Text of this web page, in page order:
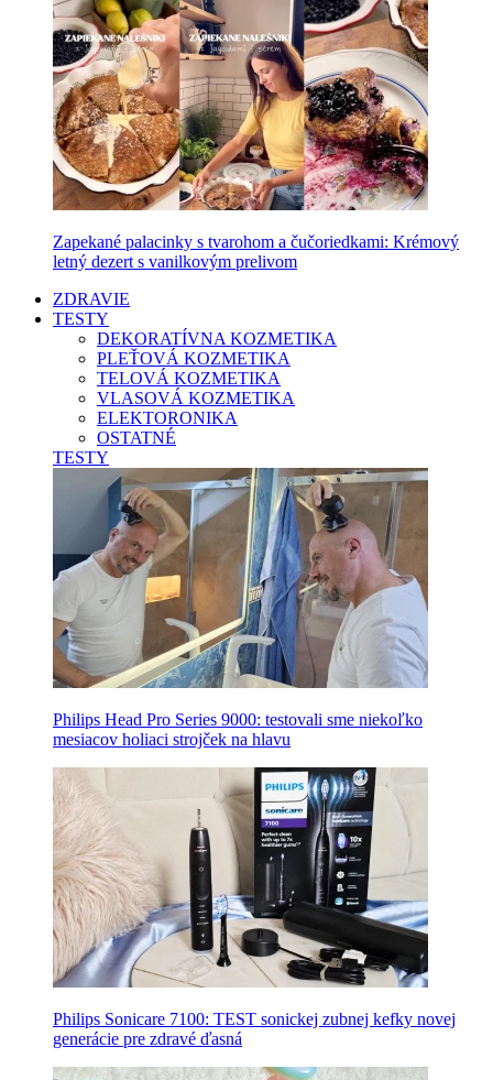
Zapekané palacinky s tvarohom a čučoriedkami: Krémový
letný dezert s vanilkovým prelivom
ZDRAVIE
TESTY
DEKORATÍVNA KOZMETIKA
PLEŤOVÁ KOZMETIKA
TELOVÁ KOZMETIKA
VLASOVÁ KOZMETIKA
ELEKTORONIKA
OSTATNÉ
TESTY
Philips Head Pro Series 9000: testovali sme niekoľko
mesiacov holiaci strojček na hlavu
Philips Sonicare 7100: TEST sonickej zubnej kefky novej
generácie pre zdravé ďasná